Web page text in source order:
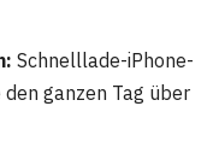
Schnelllade-iPhone-
ganzen Tag über